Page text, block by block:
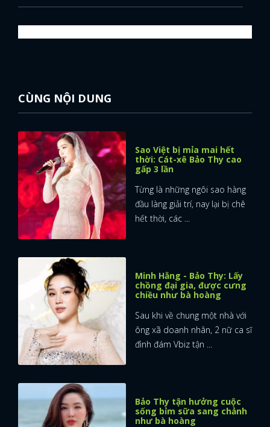
CÙNG NỘI DUNG
Sao Việt bị mỉa mai hết
thời: Cát-xê Bảo Thy cao
gấp 3 lần
Từng là những ngôi sao hàng
đầu làng giải trí, nay lại bị chê
hết thời, các ...
Minh Hằng - Bảo Thy: Lấy
chồng đại gia, được cưng
chiều như bà hoàng
Sau khi về chung một nhà với
ông xã doanh nhân, 2 nữ ca sĩ
đình đám Vbiz tận ...
Bảo Thy tận hưởng cuộc
sống bỉm sữa sang chảnh
như bà hoàng